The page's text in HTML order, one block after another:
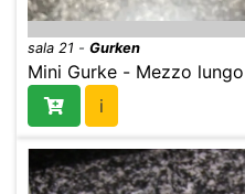
sala 21 - Gurken
Mini Gurke - Mezzo
i